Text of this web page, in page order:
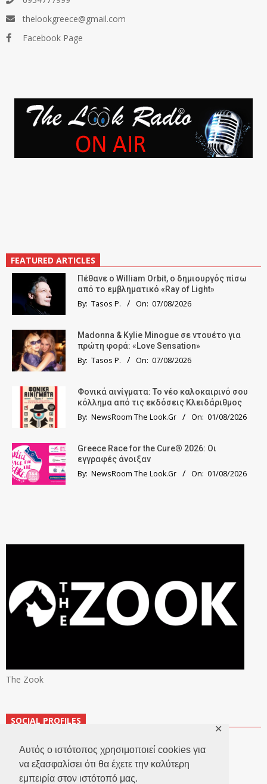
Αυτός ο ιστότοπος χρησιμοποιεί cookies για
να εξασφαλίσει ότι θα έχετε την καλύτερη
εμπειρία στον ιστότοπό μας.
✕
thelookgreece@gmail.com
Facebook Page
FEATURED ARTICLES
Πέθανε ο William Orbit, ο δημιουργός πίσω
από το εμβληματικό «Ray of Light»
By: Tasos P. On: 07/08/2026
Madonna & Kylie Minogue σε ντουέτο για
πρώτη φορά: «Love Sensation»
By: Tasos P. On: 07/08/2026
Φονικά αινίγματα: Το νέο καλοκαιρινό σου
κόλλημα από τις εκδόσεις Κλειδάριθμος
By: NewsRoom The Look.Gr On: 01/08/2026
Greece Race for the Cure® 2026: Οι
εγγραφές άνοιξαν
By: NewsRoom The Look.Gr On: 01/08/2026
The Zook
SOCIAL PROFILES